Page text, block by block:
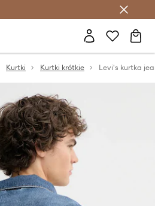
z Answear Club >
Kurtki Kurtki krótkie